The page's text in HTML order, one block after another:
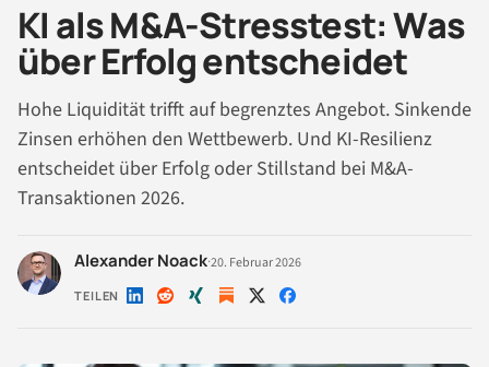
KI als M&A-Stresstest: Was
über Erfolg entscheidet
Hohe Liquidität trifft auf begrenztes Angebot. Sinkende
Zinsen erhöhen den Wettbewerb. Und KI-Resilienz
entscheidet über Erfolg oder Stillstand bei M&A-
Transaktionen 2026.
Alexander Noack·20. Februar 2026
TEILEN Auf Auf Auf Auf Auf